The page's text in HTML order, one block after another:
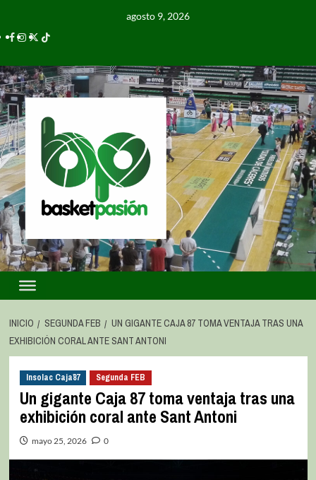
agosto 9, 2026
INICIO SEGUNDA FEB
UN GIGANTE CAJA 87 TOMA VENTAJA TRAS UNA
EXHIBICIÓN CORAL ANTE SANT ANTONI
Insolac Caja´87 Segunda FEB
Un gigante Caja 87 toma ventaja tras una
exhibición coral ante Sant Antoni
mayo 25, 2026 0